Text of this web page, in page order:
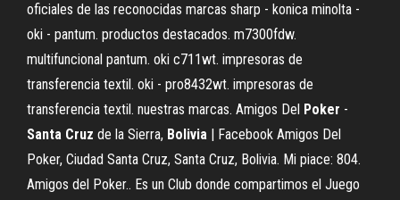
oficiales de las reconocidas marcas sharp - konica minolta -
oki - pantum. productos destacados. m7300fdw.
multifuncional pantum. oki c711wt. impresoras de
transferencia textil. oki - pro8432wt. impresoras de
transferencia textil. nuestras marcas. Amigos Del Poker -
Santa Cruz de la Sierra, Bolivia | Facebook Amigos Del
Poker, Ciudad Santa Cruz, Santa Cruz, Bolivia. Mi piace: 804.
Amigos del Poker.. Es un Club donde compartimos el Juego